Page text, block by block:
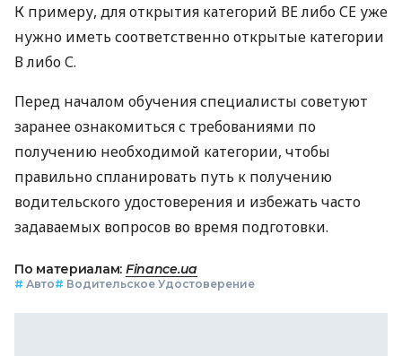
К примеру, для открытия категорий ВЕ либо СЕ уже
нужно иметь соответственно открытые категории
В либо С.
Перед началом обучения специалисты советуют
заранее ознакомиться с требованиями по
получению необходимой категории, чтобы
правильно спланировать путь к получению
водительского удостоверения и избежать часто
задаваемых вопросов во время подготовки.
По материалам: Finance.ua
# Авто# Водительское Удостоверение